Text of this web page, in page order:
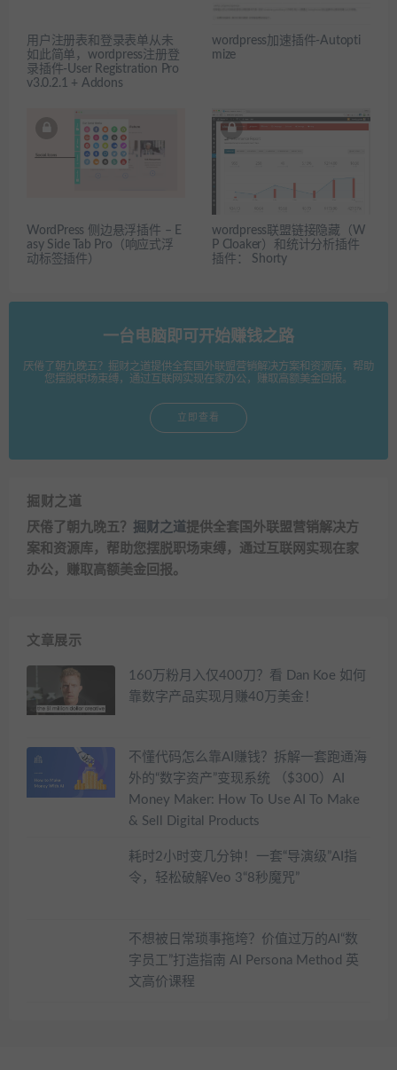
用户注册表和登录表单从未
如此简单，wordpress注册登
录插件-User Registration Pro
v3.0.2.1 + Addons
wordpress加速插件-Autopti
mize
WordPress 侧边悬浮插件 – E
asy Side Tab Pro（响应式浮
动标签插件）
wordpress联盟链接隐藏（W
P Cloaker）和统计分析插件
插件： Shorty
一台电脑即可开始赚钱之路
厌倦了朝九晚五？掘财之道提供全套国外联盟营销解决方案和资源库，帮助
您摆脱职场束缚，通过互联网实现在家办公，赚取高额美金回报。
立即查看
掘财之道
厌倦了朝九晚五？ 掘财之道 提供全套国外联盟营销解决方
案和资源库，帮助您摆脱职场束缚，通过互联网实现在家
办公，赚取高额美金回报。
文章展示
160万粉月入仅400刀？看 Dan Koe 如何
靠数字产品实现月赚40万美金！
不懂代码怎么靠AI赚钱？拆解一套跑通海
外的“数字资产”变现系统 （$300）AI
Money Maker: How To Use AI To Make
& Sell Digital Products
耗时2小时变几分钟！一套“导演级”AI指
令，轻松破解Veo 3“8秒魔咒”
不想被日常琐事拖垮？价值过万的AI“数
字员工”打造指南 AI Persona Method 英
文高价课程